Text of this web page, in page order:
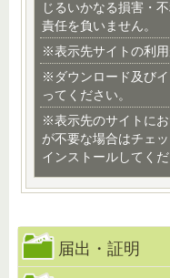
じるいかなる損害・
責任を負いません。
※表示先サイトの利用
※ダウンロード及び
ってください。
※表示先のサイトにお
が不要な場合はチェ
インストールしてくだ
届出・証明